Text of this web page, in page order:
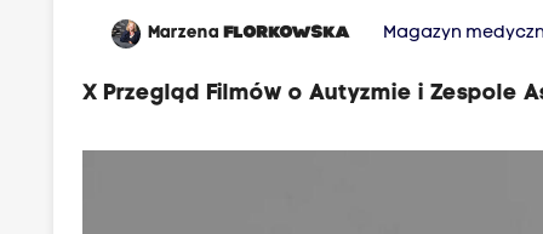
MarzenaFLORKOWSKA Magazyn
X Przegląd Filmów o Autyzmie i Zespole